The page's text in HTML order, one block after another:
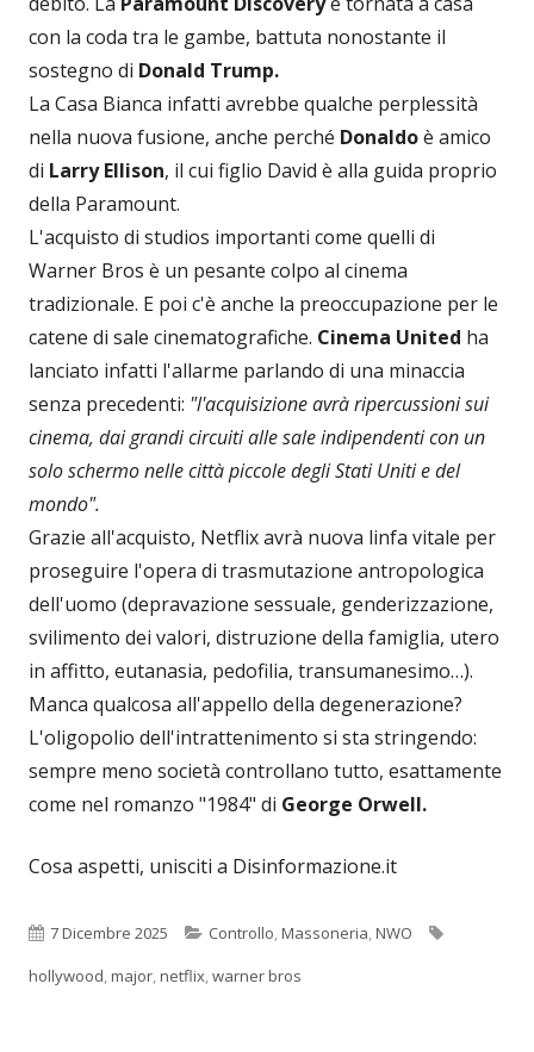
con la coda tra le gambe, battuta nonostante il
sostegno di Donald Trump.
La Casa Bianca infatti avrebbe qualche perplessità
nella nuova fusione, anche perché Donaldoè amico
di Larry Ellison, il cui figlio David è alla guida proprio
della Paramount.
L'acquisto di studios importanti come quelli di
Warner Bros è un pesante colpo al cinema
tradizionale. E poi c'è anche la preoccupazione per le
catene di sale cinematografiche. Cinema United ha
lanciato infatti l'allarme parlando di una minaccia
senza precedenti: "l'acquisizione avrà ripercussioni sui
cinema, dai grandi circuiti alle sale indipendenti con un
solo schermo nelle città piccole degli Stati Uniti e del
mondo".
Grazie all'acquisto, Netflix avrà nuova linfa vitale per
proseguire l'opera di trasmutazione antropologica
dell'uomo (depravazione sessuale, genderizzazione,
svilimento dei valori, distruzione della famiglia, utero
in affitto, eutanasia, pedofilia, transumanesimo…).
Manca qualcosa all'appello della degenerazione?
L'oligopolio dell'intrattenimento si sta stringendo:
sempre meno società controllano tutto, esattamente
come nel romanzo "1984" di George Orwell.
Cosa aspetti, unisciti a Disinformazione.it
Pubblicato
7 Dicembre 2025 Categorie
Controllo,Massoneria,NWO
hollywood,major,netflix,warner bros